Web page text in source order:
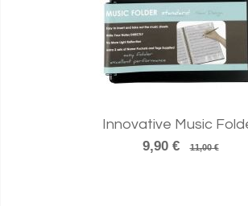
Innovative Music
9,90 €
11,00 €